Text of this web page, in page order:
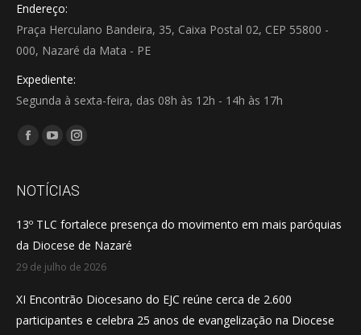
Endereço:
Praça Herculano Bandeira, 35, Caixa Postal 02, CEP 55800 -
000, Nazaré da Mata - PE
Expediente:
Segunda à sexta-feira, das 08h às 12h - 14h às 17h
Encontre-nos em:
Facebook
opens
new
window
YouTube
opens
new
window
Instagram
opens
new
window
NOTÍCIAS
13º TLC fortalece presença do movimento em mais paróquias
da Diocese de Nazaré
29 de julho de 2026
XI Encontrão Diocesano do EJC reúne cerca de 2.600
participantes e celebra 25 anos de evangelização na Diocese